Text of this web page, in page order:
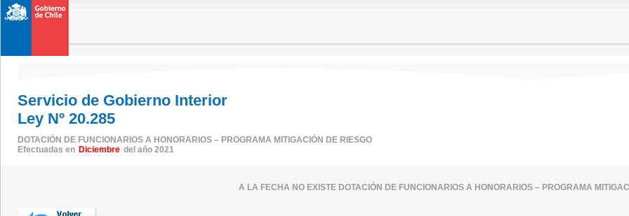
Servicio de Gobierno Interior
Ley Nº 20.285
DOTACIÓN DE FUNCIONARIOS A HONORARIOS – PROGRAMA MITIGACIÓN DE RIESGO
Efectuadas en Diciembre del año 2021
A LA FECHA NO EXISTE DOTACIÓN DE FUNCIONARIOS A HONORARIOS – PROGRAMA